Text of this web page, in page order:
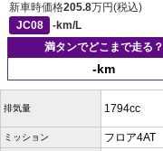
新車時価格205.8万円(税込)
JC08
-km/L
満タンでどこまで走る？
-km
排気量 1794cc
ミッション フロア4AT